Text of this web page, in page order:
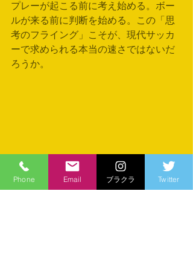
プレーが起こる前に考え始める。ボー
ルが来る前に判断を始める。この「思
考のフライング」こそが、現代サッカ
ーで求められる本当の速さではないだ
ろうか。
Phone Email ブラクラ Twitter